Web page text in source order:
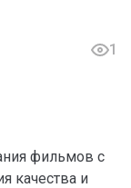
1
фильмов с
качества и